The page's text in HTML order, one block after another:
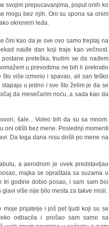
svojim prepucavanjima, poput onih ko
mogu bez njih. Oni su spona sa onim
okrenem leđa.
čini kao da je sve ovo samo treptaj na
naiđe dan koji traje kao večnost.
preteška, trudim se da nađem
u prevodima ne bih li prekratio
više izmorio i spavao, ali san teško
u jedno i sve što želim je da se
da mesečarim noću, a sada kao da
šale... Voleo bih da su sa mnom.
oni otišli bez mene. Poslednji momenti
Da toga dana nisu došli po mene na
a aerodrom je uvek predstavljao
majka se opraštala sa suzama u
tri godine dobio posao, i sam sam bio
više nije bilo mesta za takve misli.
moje prijatelje i još pet ljudi koji su se
odbacila i prošao sam samo sa